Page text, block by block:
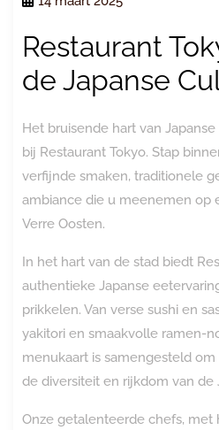
Restaurant
de Japanse
Het bruisende hart van
bij Restaurant Tokyo. Stap
verfijnde smaken, traditionele
ambiance die u meenemen op
Verre Oosten.
In het hart van de stad biedt
authentieke Japanse
prikkelen. Van verse sushi en
yakitori en smaakvolle ramen-
menukaart is samengesteld
de diversiteit en rijkdom van de
Onze getalenteerde chefs, met